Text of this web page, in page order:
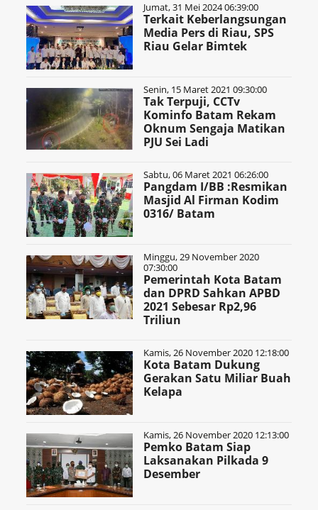
Jumat, 31 Mei 2024 06:39:00
Terkait Keberlangsungan
Media Pers di Riau, SPS
Riau Gelar Bimtek
Senin, 15 Maret 2021 09:30:00
Tak Terpuji, CCTv
Kominfo Batam Rekam
Oknum Sengaja Matikan
PJU Sei Ladi
Sabtu, 06 Maret 2021 06:26:00
Pangdam I/BB :Resmikan
Masjid Al Firman Kodim
0316/ Batam
Minggu, 29 November 2020
07:30:00
Pemerintah Kota Batam
dan DPRD Sahkan APBD
2021 Sebesar Rp2,96
Triliun
Kamis, 26 November 2020 12:18:00
Kota Batam Dukung
Gerakan Satu Miliar Buah
Kelapa
Kamis, 26 November 2020 12:13:00
Pemko Batam Siap
Laksanakan Pilkada 9
Desember